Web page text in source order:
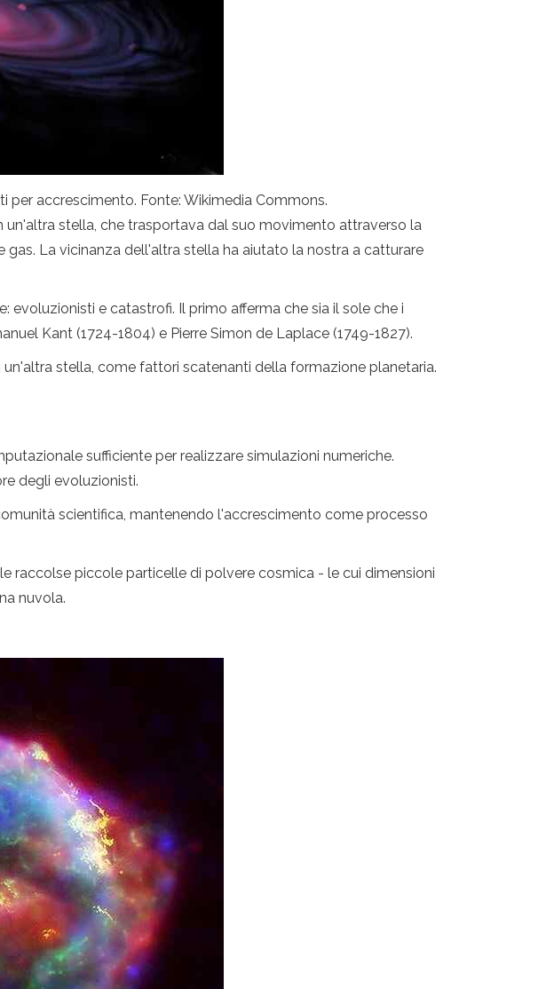
accrescimento. Fonte: Wikimedia Commons.
stella, che trasportava dal suo movimento attraverso la
La vicinanza dell'altra stella ha aiutato la nostra a catturare
e catastrofi. Il primo afferma che sia il sole che i
Kant (1724-1804) e Pierre Simon de Laplace (1749-1827).
stella, come fattori scatenanti della formazione planetaria.
sufficiente per realizzare simulazioni numeriche.
degli evoluzionisti.
scientifica, mantenendo l'accrescimento come processo
raccolse piccole particelle di polvere cosmica - le cui dimensioni
nuvola.